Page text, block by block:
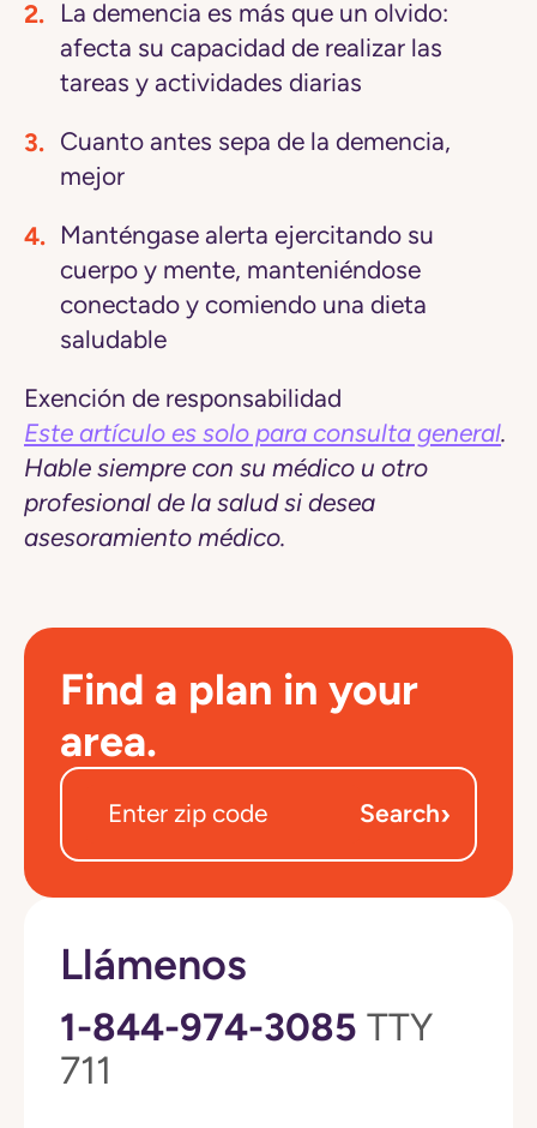
La demencia es más que un olvido:
afecta su capacidad de realizar las
tareas y actividades diarias
Cuanto antes sepa de la demencia,
mejor
Manténgase alerta ejercitando su
cuerpo y mente, manteniéndose
conectado y comiendo una dieta
saludable
Exención de responsabilidad
Este artículo es solo para consulta general.
Hable siempre con su médico u otro
profesional de la salud si desea
asesoramiento médico.
Find a plan in your
area.
Search›
Llámenos
1-844-974-3085 TTY
711